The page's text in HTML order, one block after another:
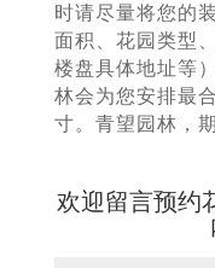
时请尽量将您的
面积、花园类型
楼盘具体地址等
林会为您安排最
寸。青望园林，
欢迎留言预约